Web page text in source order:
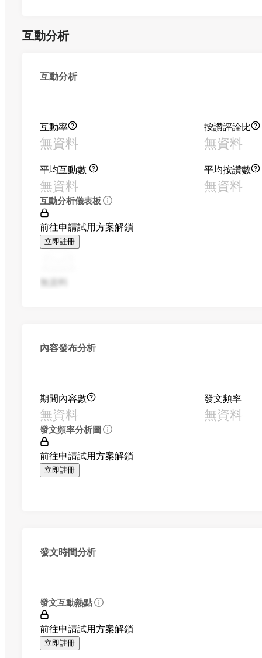
互動分析
互動分析
互動率
無資料
按讚評論比
無資料
平均互動數
無資料
平均按讚數
無資料
互動分析儀表板
前往申請試用方案解鎖
立即註冊
無資料
內容發布分析
期間內容數
無資料
發文頻率
無資料
發文頻率分析圖
前往申請試用方案解鎖
立即註冊
發文時間分析
發文互動熱點
前往申請試用方案解鎖
立即註冊